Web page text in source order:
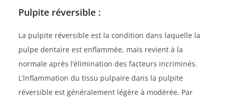
Pulpite réversible :
La pulpite réversible est la condition dans laquelle la
pulpe dentaire est enflammée, mais revient à la
normale après l’élimination des facteurs incriminés.
L’inflammation du tissu pulpaire dans la pulpite
réversible est généralement légère à modérée. Par